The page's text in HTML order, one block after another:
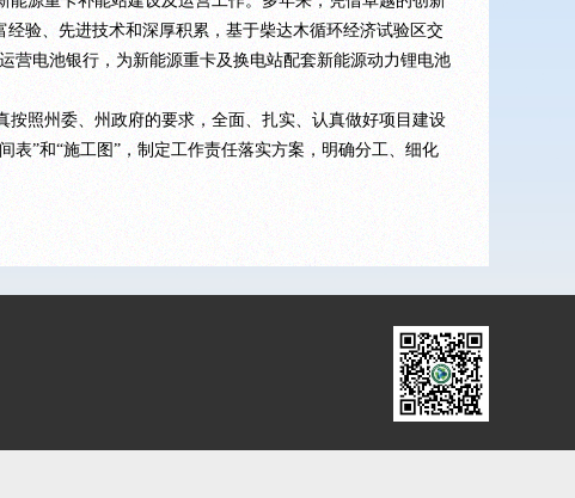
验、先进技术和深厚积累，基于柴达木循环经济试验区交
营电池银行，为新能源重卡及换电站配套新能源动力锂电池
照州委、州政府的要求，全面、扎实、认真做好项目建设
表”和“施工图”，制定工作责任落实方案，明确分工、细化